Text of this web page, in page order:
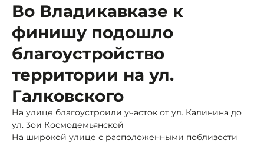
Во Владикавказе к
финишу подошло
благоустройство
территории на ул.
Галковского
На улице благоустроили участок от ул. Калинина до
ул. 3ои Космодемьянской
На широкой улице с расположенными поблизости